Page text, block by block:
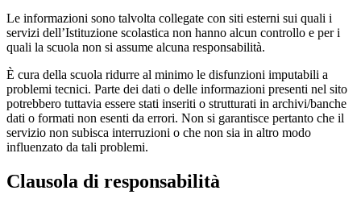
Le informazioni sono talvolta collegate con siti esterni sui quali i
servizi dell’Istituzione scolastica non hanno alcun controllo e per i
quali la scuola non si assume alcuna responsabilità.
È cura della scuola ridurre al minimo le disfunzioni imputabili a
problemi tecnici. Parte dei dati o delle informazioni presenti nel sito
potrebbero tuttavia essere stati inseriti o strutturati in archivi/banche
dati o formati non esenti da errori. Non si garantisce pertanto che il
servizio non subisca interruzioni o che non sia in altro modo
influenzato da tali problemi.
Clausola di responsabilità